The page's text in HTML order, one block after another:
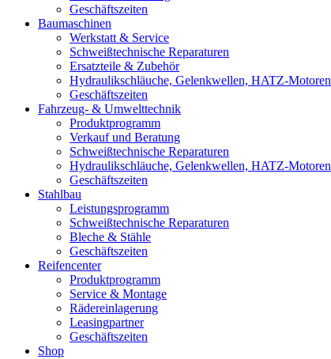
Geschäftszeiten
Baumaschinen
Werkstatt & Service
Schweißtechnische Reparaturen
Ersatzteile & Zubehör
Hydraulikschläuche, Gelenkwellen, HATZ-Motoren
Geschäftszeiten
Fahrzeug- & Umwelttechnik
Produktprogramm
Verkauf und Beratung
Schweißtechnische Reparaturen
Hydraulikschläuche, Gelenkwellen, HATZ-Motoren
Geschäftszeiten
Stahlbau
Leistungsprogramm
Schweißtechnische Reparaturen
Bleche & Stähle
Geschäftszeiten
Reifencenter
Produktprogramm
Service & Montage
Rädereinlagerung
Leasingpartner
Geschäftszeiten
Shop